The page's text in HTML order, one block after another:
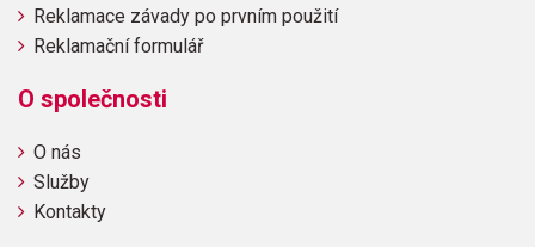
Reklamace závady po prvním použití
Reklamační formulář
O společnosti
O nás
Služby
Kontakty